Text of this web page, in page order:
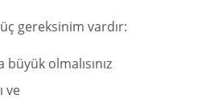
gereksinim vardır:
büyük olmalısınız
ve